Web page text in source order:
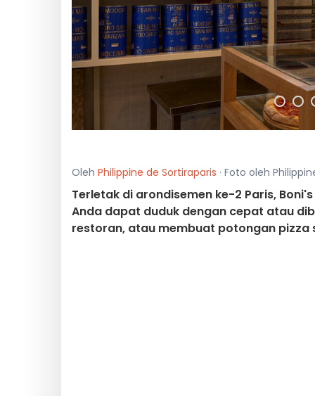
Oleh Philippine de Sortiraparis · Foto oleh
Terletak di arondisemen ke-2 Paris,
Anda dapat duduk dengan cepat atau
restoran, atau membuat potongan pizza